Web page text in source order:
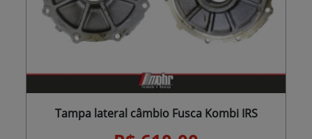
Tampa lateral câmbio Fusca Kombi IRS